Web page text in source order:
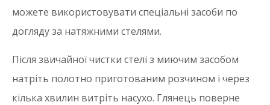
можете використовувати спеціальні засоби по
догляду за натяжними стелями.
Після звичайної чистки стелі з миючим засобом
натріть полотно приготованим розчином і через
кілька хвилин витріть насухо. Глянець поверне